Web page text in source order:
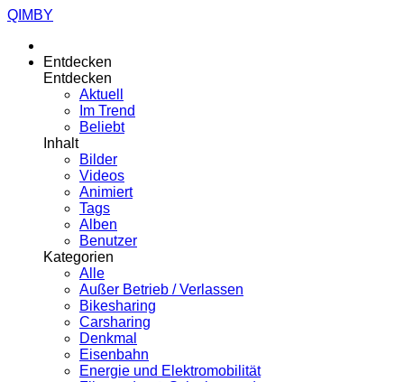
QIMBY
Entdecken
Entdecken
Aktuell
Im Trend
Beliebt
Inhalt
Bilder
Videos
Animiert
Tags
Alben
Benutzer
Kategorien
Alle
Außer Betrieb / Verlassen
Bikesharing
Carsharing
Denkmal
Eisenbahn
Energie und Elektromobilität